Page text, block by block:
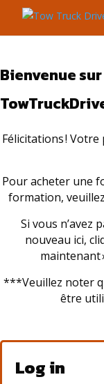
de
passe
oublié
Bienvenue sur
Félicitations !
Pour acheter une
formation,
Si vous n’avez
nouveau ici,
maintenant
***Veuillez noter
être